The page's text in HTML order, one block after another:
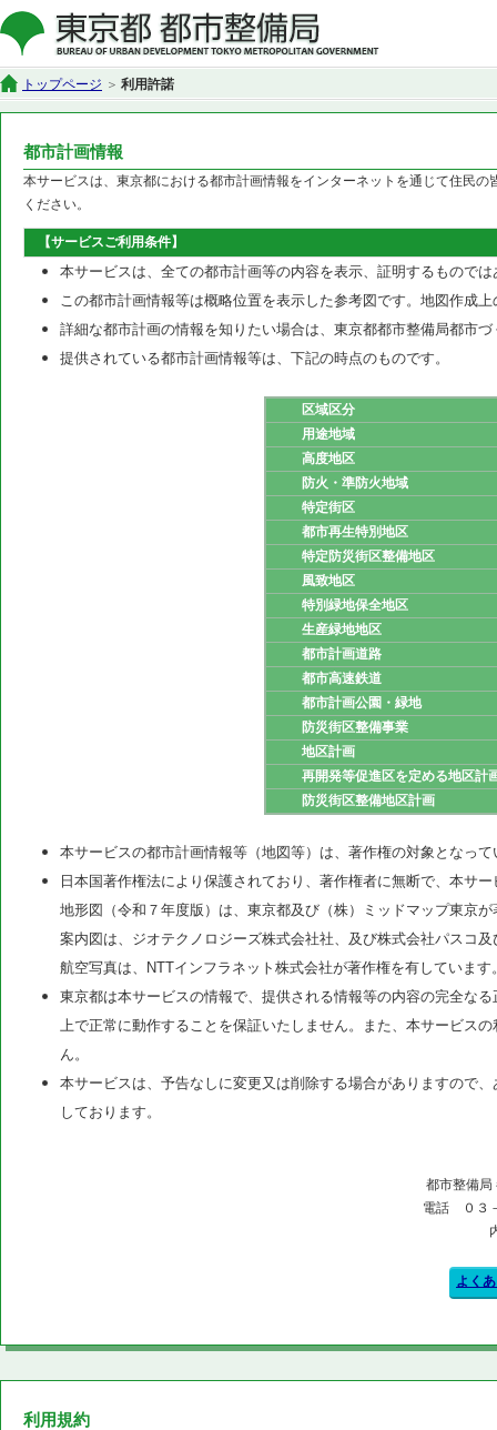
トップページ 利用許諾
都市計画情報
本サービスは、東京都における都市計画情報をインターネットを通じて住民
ください。
【サービスご利用条件】
本サービスは、全ての都市計画等の内容を表示、証明するもので
この都市計画情報等は概略位置を表示した参考図です。地図作成
詳細な都市計画の情報を知りたい場合は、東京都都市整備局都市
提供されている都市計画情報等は、下記の時点のものです。
区域区分
用途地域
高度地区
防火・準防火地域
特定街区
都市再生特別地区
特定防災街区整備地区
風致地区
特別緑地保全地区
生産緑地地区
都市計画道路
都市高速鉄道
都市計画公園・緑地
防災街区整備事業
地区計画
再開発等促進区を定める地区計
防災街区整備地区計画
本サービスの都市計画情報等（地図等）は、著作権の対象となって
日本国著作権法により保護されており、著作権者に無断で、本サ
地形図（令和７年度版）は、東京都及び（株）ミッドマップ東京
案内図は、ジオテクノロジーズ株式会社社、及び株式会社パスコ
航空写真は、NTTインフラネット株式会社が著作権を有しています
東京都は本サービスの情報で、提供される情報等の内容の完全な
上で正常に動作することを保証いたしません。また、本サービス
ん。
本サービスは、予告なしに変更又は削除する場合がありますので
しております。
都市整備局
電話 ０３
よく
利用規約